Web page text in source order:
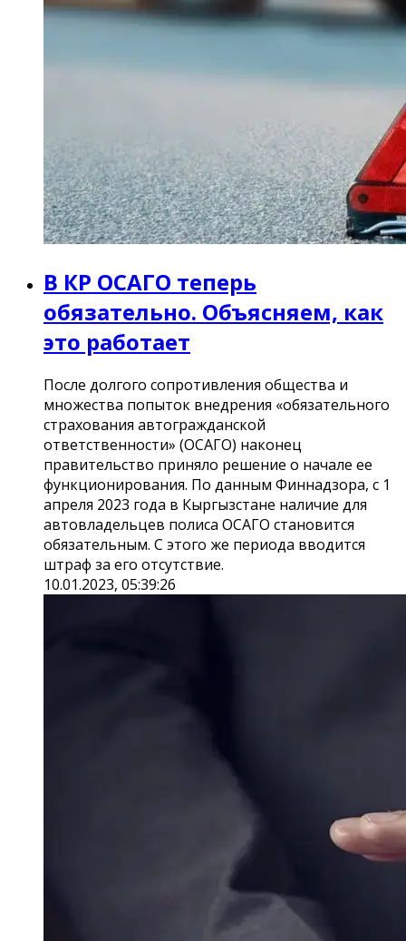
В КР ОСАГО теперь
обязательно. Объясняем, как
это работает
После долгого сопротивления общества и
множества попыток внедрения «обязательного
страхования автогражданской
ответственности» (ОСАГО) наконец
правительство приняло решение о начале ее
функционирования. По данным Финнадзора, с 1
апреля 2023 года в Кыргызстане наличие для
автовладельцев полиса ОСАГО становится
обязательным. С этого же периода вводится
штраф за его отсутствие.
10.01.2023, 05:39:26